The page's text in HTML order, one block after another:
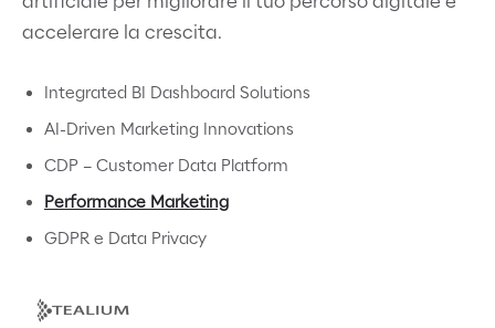
accelerare la crescita.
Integrated BI Dashboard Solutions
AI-Driven Marketing Innovations
CDP – Customer Data Platform
Performance Marketing
GDPR e Data Privacy